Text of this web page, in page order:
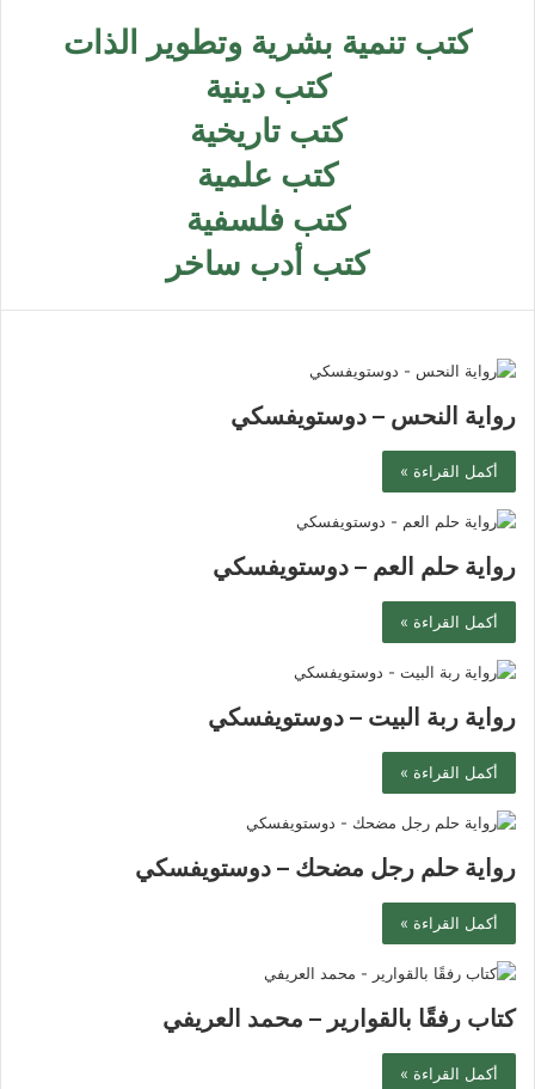
كتب تنمية بشرية وتطوير الذات
كتب دينية
كتب تاريخية
كتب علمية
كتب فلسفية
كتب أدب ساخر
رواية النحس – دوستويفسكي
أكمل القراءة »
رواية حلم العم – دوستويفسكي
أكمل القراءة »
رواية ربة البيت – دوستويفسكي
أكمل القراءة »
رواية حلم رجل مضحك – دوستويفسكي
أكمل القراءة »
كتاب رفقًا بالقوارير – محمد العريفي
أكمل القراءة »